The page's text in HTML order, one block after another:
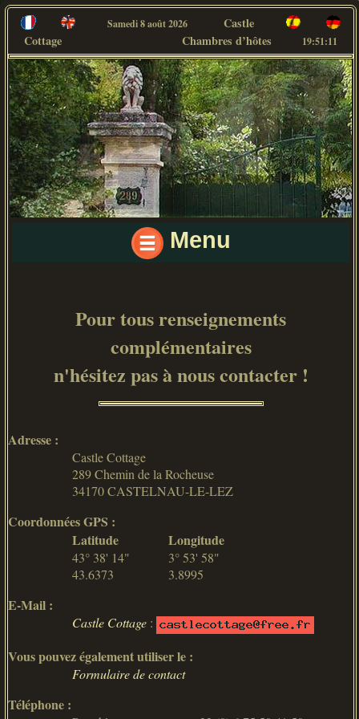
Samedi 8 août 2026
Castle
Cottage
Chambres d’hôtes 19:51:11
Menu
Pour tous renseignements
complémentaires
n'hésitez pas à nous contacter !
Adresse :
Castle Cottage
289 Chemin de la Rocheuse
34170 CASTELNAU-LE-LEZ
Coordonnées GPS :
Latitude
Longitude
43° 38' 14"
3° 53' 58"
43.6373
3.8995
E-Mail :
Castle Cottage :
Vous pouvez également utiliser le :
Formulaire de contact
Téléphone :